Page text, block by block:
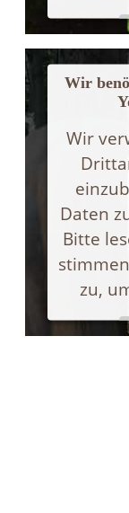
Wir
Wir
Daten
Bitte
zu,